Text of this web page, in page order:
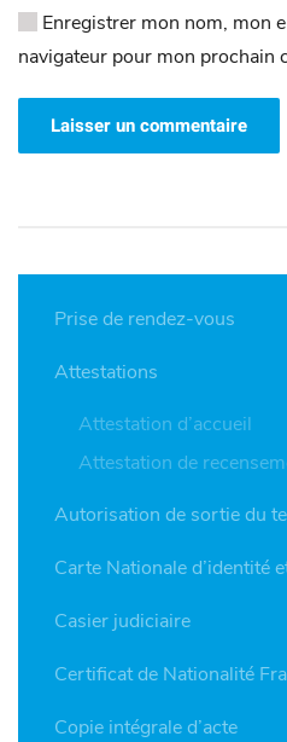
Enregistrer mon nom, mon
navigateur pour mon prochain
Laisser un commentaire
Prise de rendez-vous
Attestations
Attestation d’accueil
Attestation de
Autorisation de sortie du
Carte Nationale d’identité
Casier judiciaire
Certificat de Nationalité
Copie intégrale d’acte